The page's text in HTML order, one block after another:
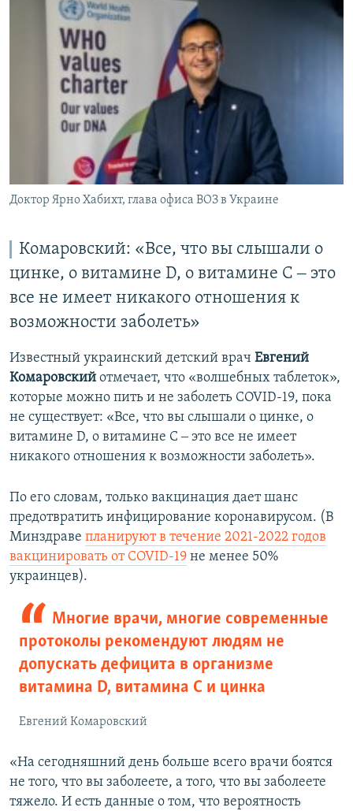
Доктор Ярно Хабихт, глава офиса ВОЗ в Украине
Комаровский: «Все, что вы слышали о
цинке, о витамине D, о витамине С ‒ это
все не имеет никакого отношения к
возможности заболеть»
Известный украинский детский врач Евгений
Комаровский отмечает, что «волшебных таблеток»,
которые можно пить и не заболеть COVID-19, пока
не существует: «Все, что вы слышали о цинке, о
витамине D, о витамине С ‒ это все не имеет
никакого отношения к возможности заболеть».
По его словам, только вакцинация дает шанс
предотвратить инфицирование коронавирусом. (В
Минздраве планируют в течение 2021-2022 годов
вакцинировать от COVID-19 не менее 50%
украинцев).
Многие врачи, многие современные
протоколы рекомендуют людям не
допускать дефицита в организме
витамина D, витамина С и цинка
Евгений Комаровский
«На сегодняшний день больше всего врачи боятся
не того, что вы заболеете, а того, что вы заболеете
тяжело. И есть данные о том, что вероятность